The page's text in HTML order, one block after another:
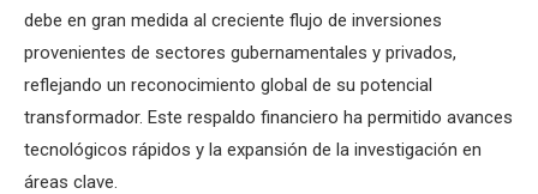
debe en gran medida al creciente flujo de inversiones
provenientes de sectores gubernamentales y privados,
reflejando un reconocimiento global de su potencial
transformador. Este respaldo financiero ha permitido avances
tecnológicos rápidos y la expansión de la investigación en
áreas clave.